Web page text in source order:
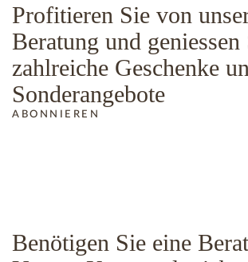
Profitieren Sie von
Beratung und geniessen
zahlreiche Geschenke
Sonderangebote
ABONNIEREN
Benötigen Sie eine